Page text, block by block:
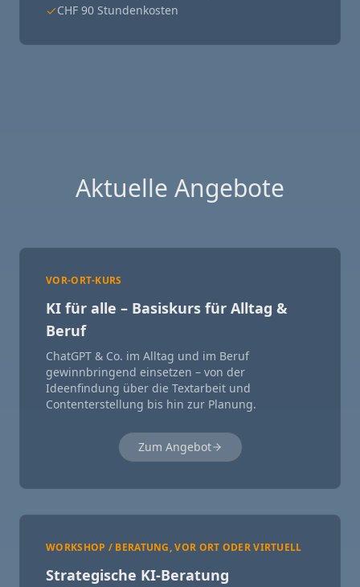
CHF 90 Stundenkosten
Aktuelle Angebote
VOR-ORT-KURS
KI für alle – Basiskurs für Alltag &
Beruf
ChatGPT & Co. im Alltag und im Beruf
gewinnbringend einsetzen – von der
Ideenfindung über die Textarbeit und
Contenterstellung bis hin zur Planung.
Zum Angebot
WORKSHOP / BERATUNG, VOR ORT ODER VIRTUELL
Strategische KI-Beratung